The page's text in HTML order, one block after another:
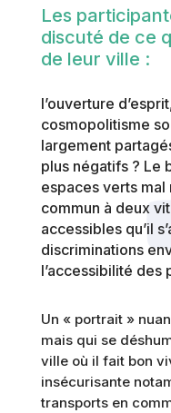
Les
discuté de ce
de leur ville :
l’ouverture
cosmopolitisme
largement
plus négatifs ? Le
espaces verts
commun à deux
accessibles qu’il
discriminations
l’accessibilité des
Un « portrait »
mais qui se
ville où il fait bon
insécurisante
transports en